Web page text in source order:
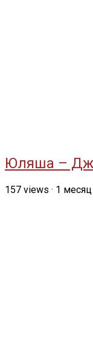
Юляша –
157 views · 1